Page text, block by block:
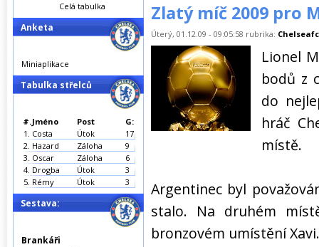
Zlatý míč 2009 pro
Úterý, 01.12.09 - 09:05:58 rubrika:
Lionel
bodů z
do
hráč
místě.
Argentinec byl
stalo. Na druhém
bronzovém umístění Xavi.
Celá tabulka
Anketa
Miniaplikace
Tabulka střelců
#.Jméno Post
G:
1. Costa Útok
17
2. Hazard Záloha
9
3. Oscar Záloha
6
4. Drogba Útok
3
5. Rémy Útok 3
Sestava:
Brankáři